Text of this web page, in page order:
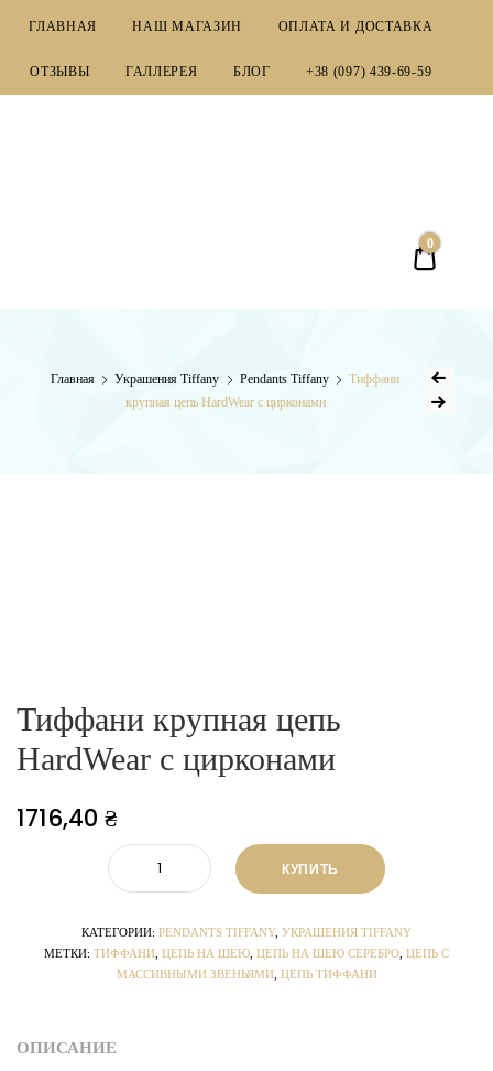
ГЛАВНАЯ НАШ МАГАЗИН ОПЛАТА И ДОСТАВКА
ОТЗЫВЫ ГАЛЛЕРЕЯ БЛОГ +38 (097) 439-69-59
0,00 ₴
0
Главная Украшения Tiffany Pendants Tiffany
Тиффани
крупная цепь HardWear с цирконами
Тиффани крупная цепь
HardWear с цирконами
1716,40 ₴
КУПИТЬ
КАТЕГОРИИ: PENDANTS TIFFANY, УКРАШЕНИЯ TIFFANY
МЕТКИ: ТИФФАНИ ЦЕПЬ НА ШЕЮ ЦЕПЬ НА ШЕЮ СЕРЕБРО ЦЕПЬ С
МАССИВНЫМИ ЗВЕНЬЯМИ, ЦЕПЬ ТИФФАНИ
ОПИСАНИЕ